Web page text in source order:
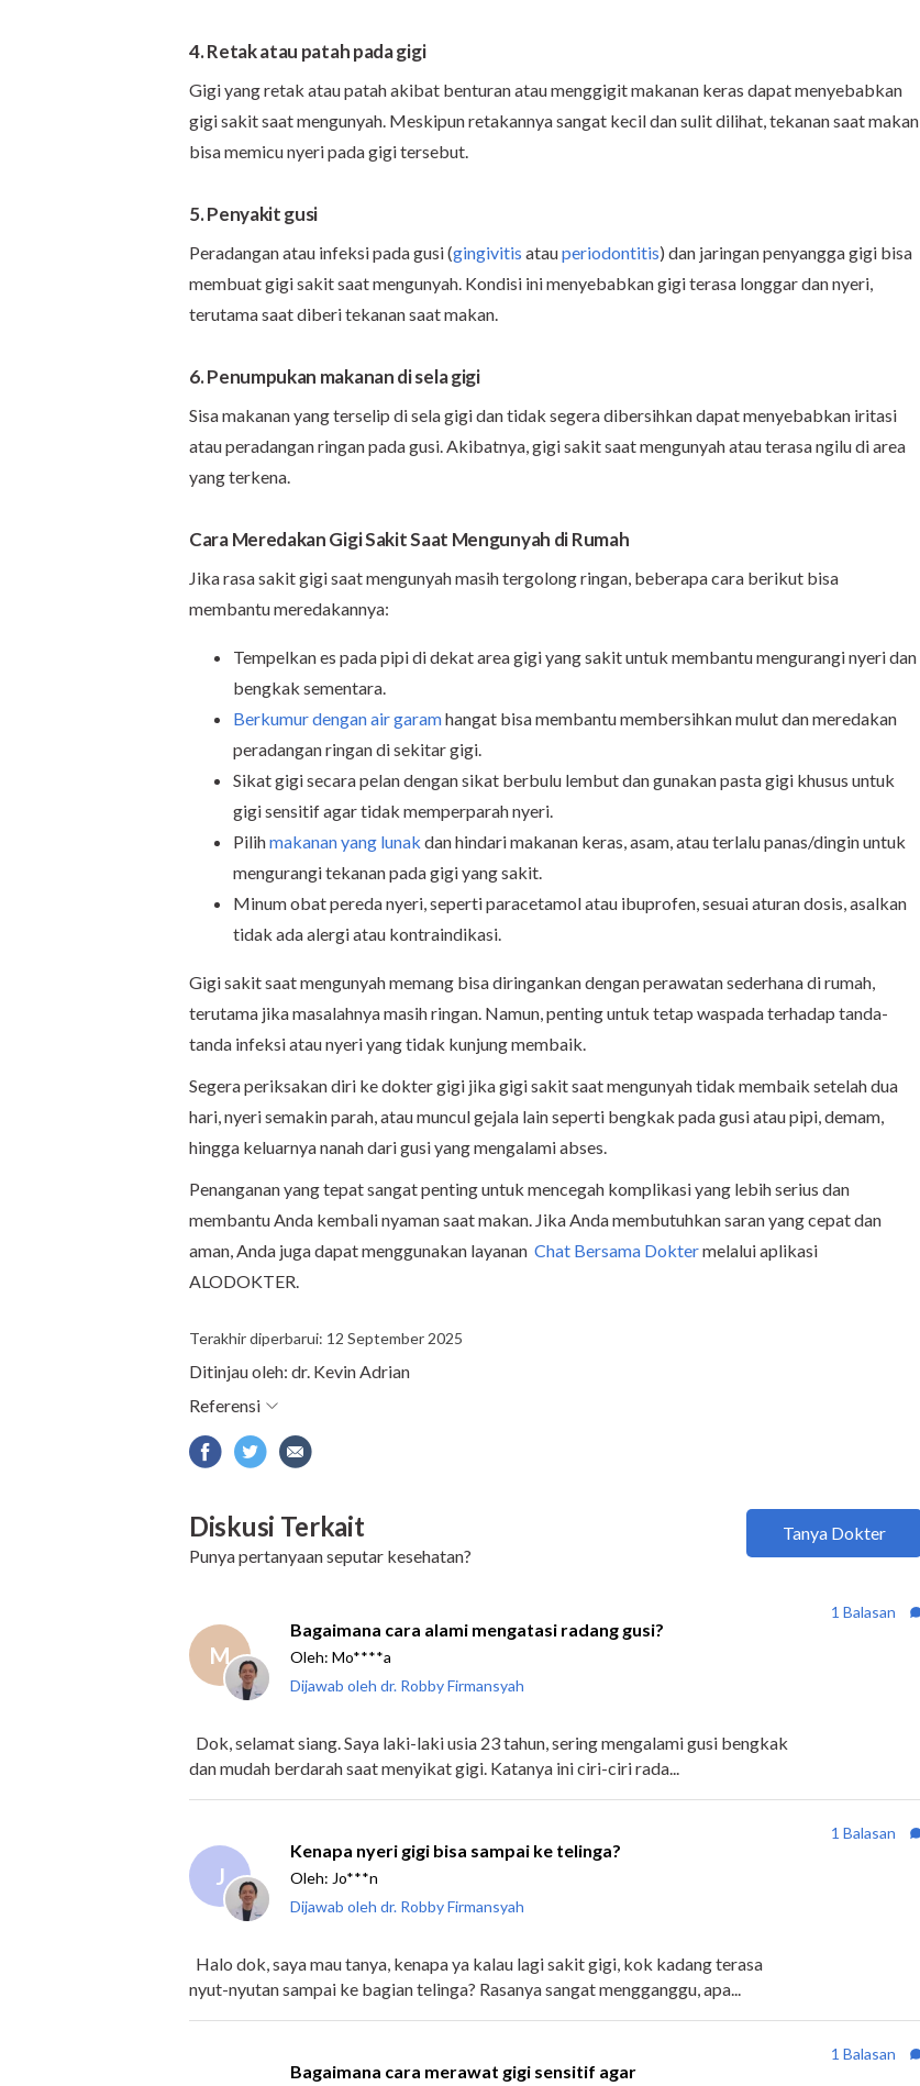
4. Retak atau patah pada gigi
Gigi yang retak atau patah akibat benturan atau menggigit makanan keras dapat menyebabkan
gigi sakit saat mengunyah. Meskipun retakannya sangat kecil dan sulit dilihat, tekanan saat makan
bisa memicu nyeri pada gigi tersebut.
5. Penyakit gusi
Peradangan atau infeksi pada gusi (gingivitis atauperiodontitis) dan jaringan penyangga gigi bisa
membuat gigi sakit saat mengunyah. Kondisi ini menyebabkan gigi terasa longgar dan nyeri,
terutama saat diberi tekanan saat makan.
6. Penumpukan makanan di sela gigi
Sisa makanan yang terselip di sela gigi dan tidak segera dibersihkan dapat menyebabkan iritasi
atau peradangan ringan pada gusi. Akibatnya, gigi sakit saat mengunyah atau terasa ngilu di area
yang terkena.
Cara Meredakan Gigi Sakit Saat Mengunyah di Rumah
Jika rasa sakit gigi saat mengunyah masih tergolong ringan, beberapa cara berikut bisa
membantu meredakannya:
Tempelkan es pada pipi di dekat area gigi yang sakit untuk membantu mengurangi nyeri dan
bengkak sementara.
Berkumur dengan air garamhangat bisa membantu membersihkan mulut dan meredakan
peradangan ringan di sekitar gigi.
Sikat gigi secara pelan dengan sikat berbulu lembut dan gunakan pasta gigi khusus untuk
gigi sensitif agar tidak memperparah nyeri.
Pilihmakanan yang lunak dan hindari makanan keras, asam, atau terlalu panas/dingin untuk
mengurangi tekanan pada gigi yang sakit.
Minum obat pereda nyeri, seperti paracetamol atau ibuprofen, sesuai aturan dosis, asalkan
tidak ada alergi atau kontraindikasi.
Gigi sakit saat mengunyah memang bisa diringankan dengan perawatan sederhana di rumah,
terutama jika masalahnya masih ringan. Namun, penting untuk tetap waspada terhadap tanda-
tanda infeksi atau nyeri yang tidak kunjung membaik.
Segera periksakan diri ke dokter gigi jika gigi sakit saat mengunyah tidak membaik setelah dua
hari, nyeri semakin parah, atau muncul gejala lain seperti bengkak pada gusi atau pipi, demam,
hingga keluarnya nanah dari gusi yang mengalami abses.
Penanganan yang tepat sangat penting untuk mencegah komplikasi yang lebih serius dan
membantu Anda kembali nyaman saat makan. Jika Anda membutuhkan saran yang cepat dan
aman, Anda juga dapat menggunakan layanan Chat Bersama Doktermelalui aplikasi
ALODOKTER.
Terakhir diperbarui: 12 September 2025